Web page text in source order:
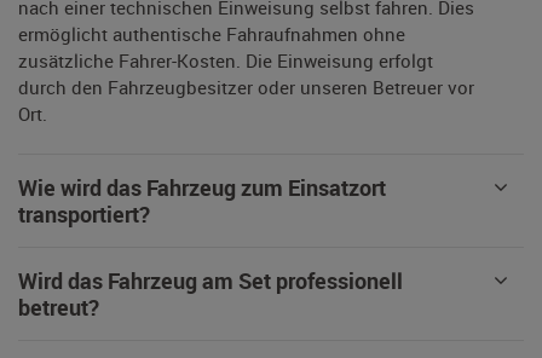
nach einer technischen Einweisung selbst fahren. Dies
ermöglicht authentische Fahraufnahmen ohne
zusätzliche Fahrer-Kosten. Die Einweisung erfolgt
durch den Fahrzeugbesitzer oder unseren Betreuer vor
Ort.
Wie wird das Fahrzeug zum Einsatzort
transportiert?
Wird das Fahrzeug am Set professionell
betreut?